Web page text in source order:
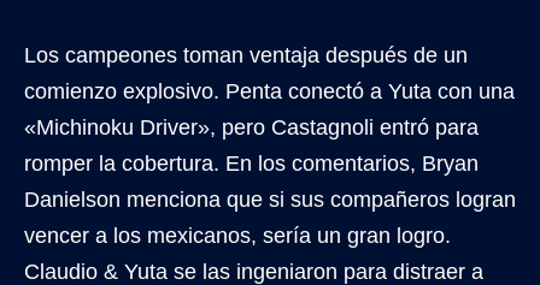
Los campeones toman ventaja después de un
comienzo explosivo. Penta conectó a Yuta con una
«Michinoku Driver», pero Castagnoli entró para
romper la cobertura. En los comentarios, Bryan
Danielson menciona que si sus compañeros logran
vencer a los mexicanos, sería un gran logro.
Claudio & Yuta se las ingeniaron para distraer a